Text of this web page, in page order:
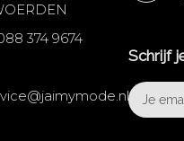
374 9674
Schrijf